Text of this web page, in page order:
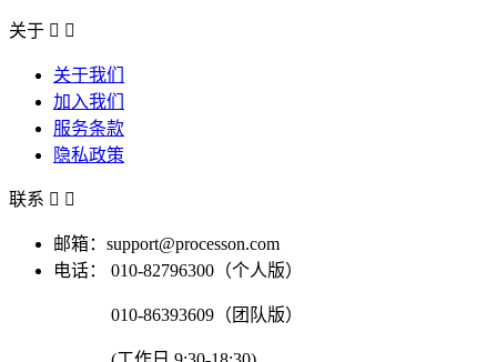
关于  
关于我们
加入我们
服务条款
隐私政策
联系  
邮箱：support@processon.com
电话：
010-82796300（个人版）
010-86393609（团队版）